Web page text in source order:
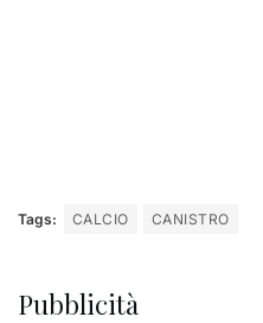
Tags: CALCIO CANISTRO
Pubblicità